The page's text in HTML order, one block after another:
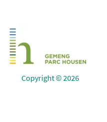
Copyright © 2026